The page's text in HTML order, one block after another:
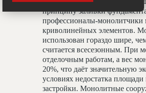
принципу заливки
профессионалы-монолитчики
криволинейных элементов.
использован гораздо шире,
считается всесезонным. При
отделочным работам, а вес
20%, что даёт значительную
условиях недостатка площади
застройки. Монолитные